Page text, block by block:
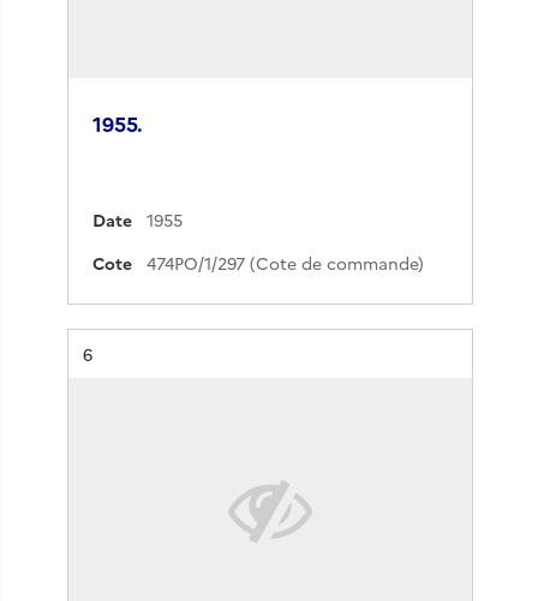
1955.
Date
1955
Cote
474PO/1/297 (Cote de commande)
Résultat n°
6